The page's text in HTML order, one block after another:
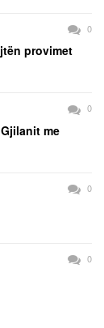
0
provimet
0
me
0
0